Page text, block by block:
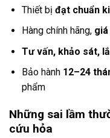
Thiết bị đạt chuẩn
Hàng chính hãng,
Tư vấn, khảo sát,
Bảo hành 12–24
phẩm
Những sai lầm
cứu hỏa